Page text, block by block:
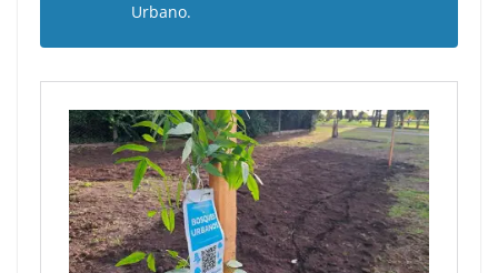
Urbano.